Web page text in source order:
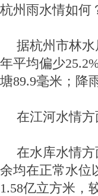
杭州雨水情如何
据杭州市林
年平均偏少
塘89.9毫米；降
在江河水情
在水库水情
余均在正常水位
1.58亿立方米，